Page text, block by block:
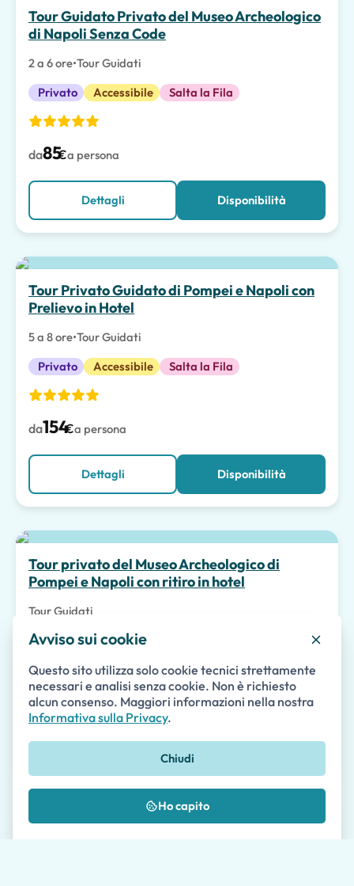
Scelta migliore
Tour Guidato Privato del Museo Archeologico
di Napoli Senza Code
2 a 6 ore•Tour Guidati
Privato
Accessibile Salta la Fila
da85€a persona
Dettagli Disponibilità
Tour Privato Guidato di Pompei e Napoli con
Prelievo in Hotel
5 a 8 ore•Tour Guidati
Privato
Accessibile Salta la Fila
da154€a persona
Dettagli Disponibilità
Scelta migliore
Tour privato del Museo Archeologico di
Pompei e Napoli con ritiro in hotel
Tour Guidati
Privato
Accessibile
da145€a persona
Avviso sui cookie
Questo sito utilizza solo cookie tecnici strettamente
necessari e analisi senza cookie. Non è richiesto
alcun consenso. Maggiori informazioni nella nostra
Informativa sulla Privacy.
Chiudi
Ho capito